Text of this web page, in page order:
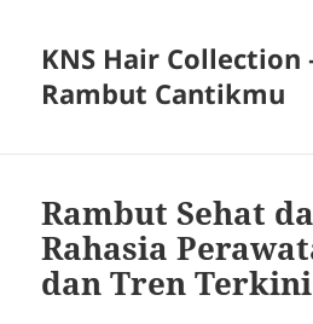
KNS Hair Collection
Rambut Cantikmu
Rambut Sehat
Rahasia
dan Tren